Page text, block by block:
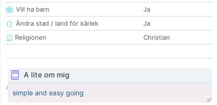
Vill ha barn
Ja
Ändra stad / land för kärlek
Ja
Religionen
Christian
A lite om mig
simple and easy going